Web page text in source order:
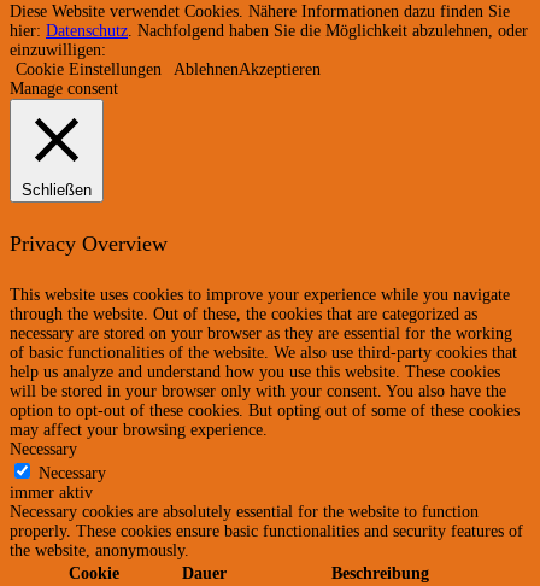
Diese Website verwendet Cookies. Nähere Informationen dazu finden Sie
hier: Datenschutz . Nachfolgend haben Sie die Möglichkeit abzulehnen, oder
einzuwilligen:
Cookie Einstellungen
AblehnenAkzeptieren
Manage consent
Schließen
Privacy Overview
This website uses cookies to improve your experience while you navigate
through the website. Out of these, the cookies that are categorized as
necessary are stored on your browser as they are essential for the working
of basic functionalities of the website. We also use third-party cookies that
help us analyze and understand how you use this website. These cookies
will be stored in your browser only with your consent. You also have the
option to opt-out of these cookies. But opting out of some of these cookies
may affect your browsing experience.
Necessary
Necessary
immer aktiv
Necessary cookies are absolutely essential for the website to function
properly. These cookies ensure basic functionalities and security features of
the website, anonymously.
Cookie
Dauer Beschreibung